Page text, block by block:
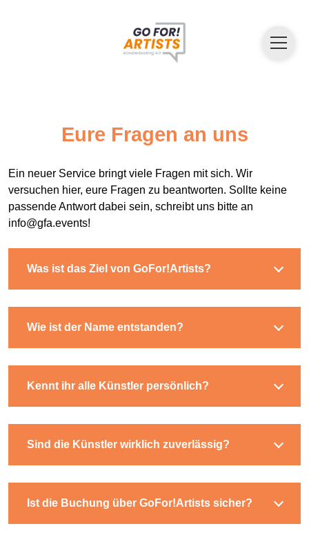
Eure Fragen an uns
Ein neuer Service bringt viele Fragen mit sich. Wir
versuchen hier, eure Fragen zu beantworten. Sollte keine
passende Antwort dabei sein, schreibt uns bitte an
info@gfa.events!
Was ist das Ziel von GoFor!Artists?
Wie ist der Name entstanden?
Kennt ihr alle Künstler persönlich?
Sind die Künstler wirklich zuverlässig?
Ist die Buchung über GoFor!Artists sicher?